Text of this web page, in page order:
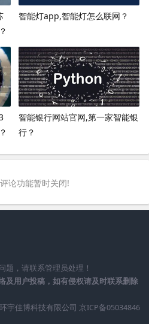
智能灯app,智能灯怎么联网？
智能银行网站官网,第一家智能银
行？
论功能暂时关闭!
题，请联系管理员处理！
及用户投稿，如有侵权请及时联系删除
宇佳博科技有限公司 京ICP备05034846